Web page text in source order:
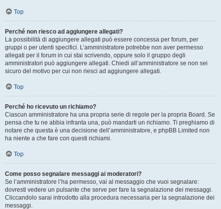
Top
Perché non riesco ad aggiungere allegati?
La possibilità di aggiungere allegati può essere concessa per forum, per
gruppi o per utenti specifici. L’amministratore potrebbe non aver permesso
allegati per il forum in cui stai scrivendo, oppure solo il gruppo degli
amministratori può aggiungere allegati. Chiedi all’amministratore se non sei
sicuro del motivo per cui non riesci ad aggiungere allegati.
Top
Perché ho ricevuto un richiamo?
Ciascun amministratore ha una propria serie di regole per la propria Board. Se
pensa che tu ne abbia infranta una, può mandarti un richiamo. Ti preghiamo di
notare che questa è una decisione dell’amministratore, e phpBB Limited non
ha niente a che fare con questi richiami.
Top
Come posso segnalare messaggi ai moderatori?
Se l’amministratore l’ha permesso, vai al messaggio che vuoi segnalare:
dovresti vedere un pulsante che serve per fare la segnalazione dei messaggi.
Cliccandolo sarai introdotto alla procedura necessaria per la segnalazione dei
messaggi.